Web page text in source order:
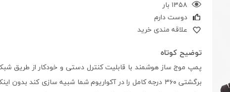
۱۳۵۸ بار
دوست دارم
علاقه مندی خرید
توضیح کوتاه
برگشتی ۳۶۰ درجه کامل را در آکواریوم شما شبیه سازی کند